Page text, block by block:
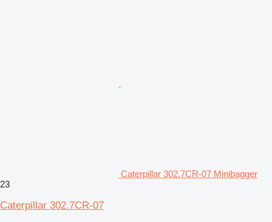
Caterpillar 302.7CR-07 Minibagger
23
Caterpillar 302.7CR-07